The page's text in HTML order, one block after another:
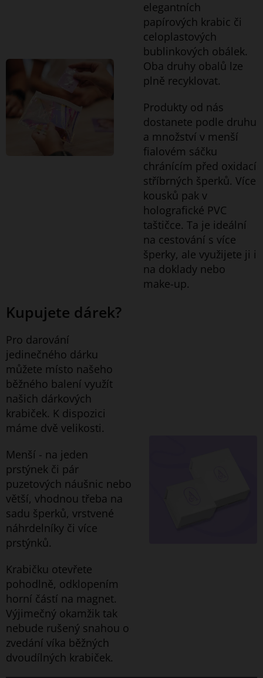
elegantních
papírových krabic či
celoplastových
bublinkových obálek.
Oba druhy obalů lze
plně recyklovat.
Produkty od nás
dostanete podle druhu
a množství v menší
fialovém sáčku
chránícím před oxidací
stříbrných šperků. Více
kousků pak v
holografické PVC
taštičce. Ta je ideální
na cestování s více
šperky, ale využijete ji i
na doklady nebo
make-up.
Kupujete dárek?
Pro darování
jedinečného dárku
můžete místo našeho
běžného balení využít
našich dárkových
krabiček. K dispozici
máme dvě velikosti.
Menší - na jeden
prstýnek či pár
puzetových náušnic nebo
větší, vhodnou třeba na
sadu šperků, vrstvené
náhrdelníky či více
prstýnků.
Krabičku otevřete
pohodlně, odklopením
horní částí na magnet.
Výjimečný okamžik tak
nebude rušený snahou o
zvedání víka běžných
dvoudílných krabiček.